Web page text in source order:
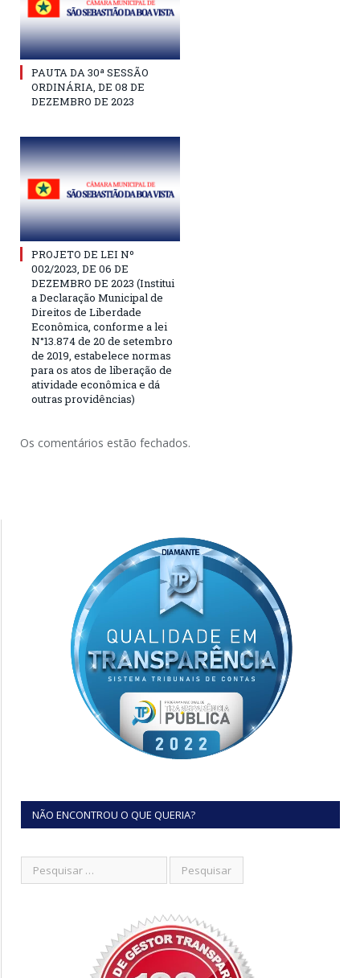
PAUTA DA 30ª SESSÃO
ORDINÁRIA, DE 08 DE
DEZEMBRO DE 2023
PROJETO DE LEI Nº
002/2023, DE 06 DE
DEZEMBRO DE 2023 (Institui
a Declaração Municipal de
Direitos de Liberdade
Econômica, conforme a lei
N°13.874 de 20 de setembro
de 2019, estabelece normas
para os atos de liberação de
atividade econômica e dá
outras providências)
Os comentários estão fechados.
NÃO ENCONTROU O QUE QUERIA?